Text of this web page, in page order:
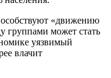
«движению
группами может стать
уязвимый
влачит